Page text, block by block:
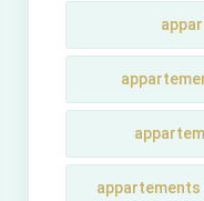
appartements